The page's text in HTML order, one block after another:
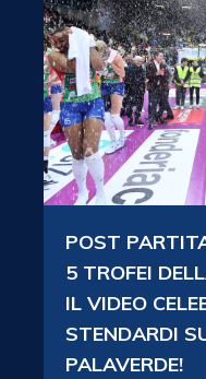
POST
5 TROFEI
IL VIDEO
STENDARDI
PALAVERDE!